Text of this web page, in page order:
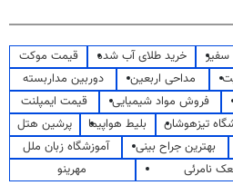
سفیر خرید طلای آب شده
قیمت موکت
مداحی اربعین
دوربین مداربسته
فروش مواد شیمیایی
قیمت ایمپلنت
تیزهوشان بلیط هواپیما
پرشین هتل
بهترین جراح بینی
آموزشگاه زبان ملل
نامرئی
مهرینو